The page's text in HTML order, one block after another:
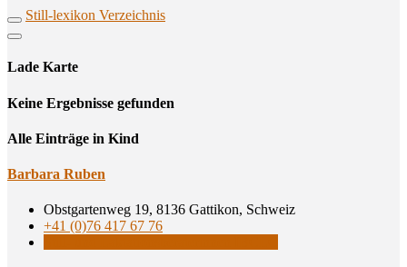
Still-lexikon Verzeichnis
Lade Karte
Кeine Ergebnisse gefunden
Alle Einträge in Kind
Bar­ba­ra Ruben
Obstgartenweg 19, 8136 Gattikon, Schweiz
+41 (0)76 417 67 76